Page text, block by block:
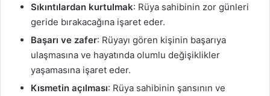
Sıkıntılardan kurtulmak: Rüya sahibinin zor günleri
geride bırakacağına işaret eder.
Başarı ve zafer: Rüyayı gören kişinin başarıya
ulaşmasına ve hayatında olumlu değişiklikler
yaşamasına işaret eder.
Kısmetin açılması: Rüya sahibinin şansının ve